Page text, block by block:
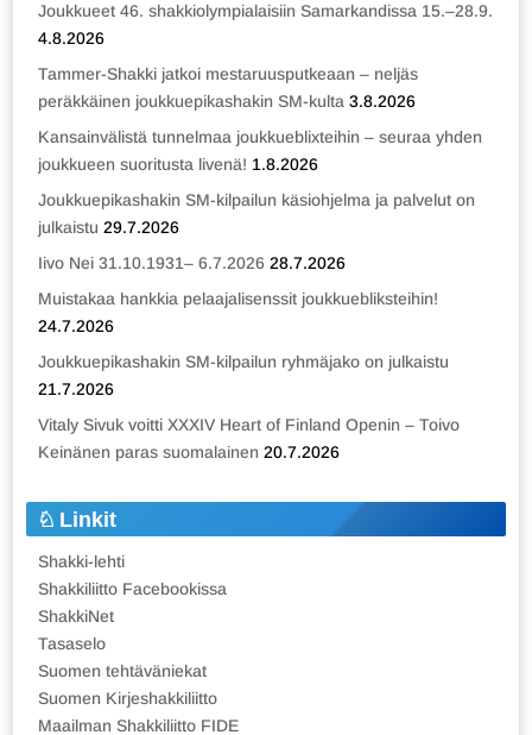
Joukkueet 46. shakkiolympialaisiin Samarkandissa 15.–28.9.
4.8.2026
Tammer-Shakki jatkoi mestaruusputkeaan – neljäs
peräkkäinen joukkuepikashakin SM-kulta 3.8.2026
Kansainvälistä tunnelmaa joukkueblixteihin – seuraa yhden
joukkueen suoritusta livenä! 1.8.2026
Joukkuepikashakin SM-kilpailun käsiohjelma ja palvelut on
julkaistu 29.7.2026
Iivo Nei 31.10.1931– 6.7.2026 28.7.2026
Muistakaa hankkia pelaajalisenssit joukkuebliksteihin!
24.7.2026
Joukkuepikashakin SM-kilpailun ryhmäjako on julkaistu
21.7.2026
Vitaly Sivuk voitti XXXIV Heart of Finland Openin – Toivo
Keinänen paras suomalainen 20.7.2026
Linkit
Shakki-lehti
Shakkiliitto Facebookissa
ShakkiNet
Tasaselo
Suomen tehtäväniekat
Suomen Kirjeshakkiliitto
Maailman Shakkiliitto FIDE